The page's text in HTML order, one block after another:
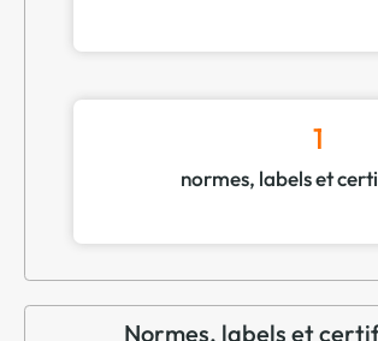
1
normes, labels et
Normes, labels et